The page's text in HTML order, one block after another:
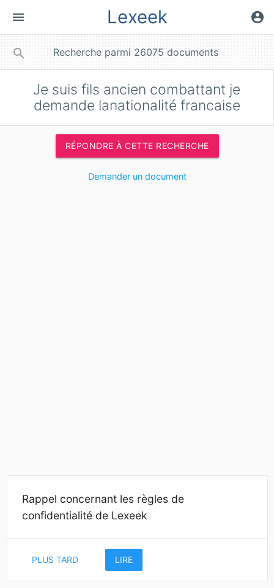
menu Lexeek account_circle
search
Je suis fils ancien combattant je
demande lanationalité francaise
RÉPONDRE À CETTE RECHERCHE
Demander un document
Rappel concernant les règles de
confidentialité de Lexeek
PLUS TARD LIRE